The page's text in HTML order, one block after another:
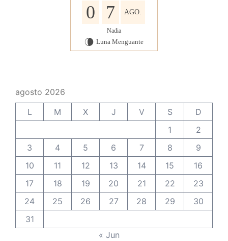
0 7 AGO.
Nadia
V Luna Menguante
agosto 2026
L
M X J V S
D
1
2
3
4 5 6 7 8
9
10
11 12 13 14 15
16
17
18 19 20 21 22
23
24
25 26 27 28 29
30
31
« Jun